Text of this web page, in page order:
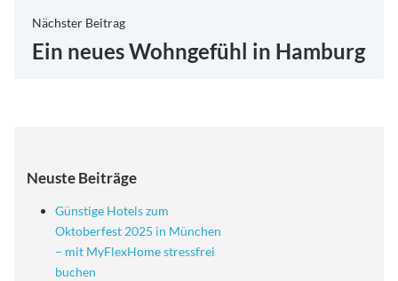
Nächster BeitragNächster
Beitrag:
Ein neues Wohngefühl in Hamburg
Neuste Beiträge
Günstige Hotels zum
Oktoberfest 2025 in München
– mit MyFlexHome stressfrei
buchen